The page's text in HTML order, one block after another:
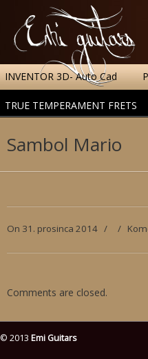
INVENTOR 3D- Auto Cad
TRUE TEMPERAMENT FRETS
Sambol Mario
On 31. prosinca 2014 / /
Comments are closed.
© 2013 Emi Guitars